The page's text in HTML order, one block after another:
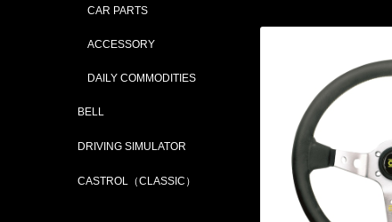
CAR PARTS
ACCESSORY
DAILY COMMODITIES
BELL
DRIVING SIMULATOR
CASTROL（CLASSIC）